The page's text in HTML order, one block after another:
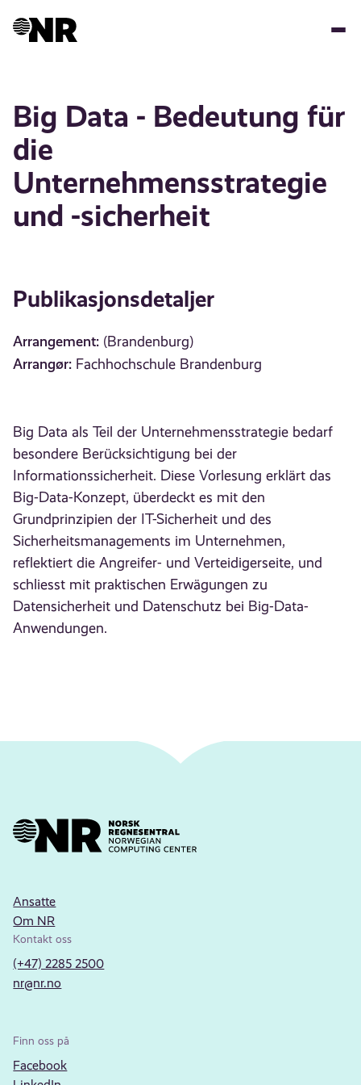
Big Data - Bedeutung für
die
Unternehmensstrategie
und -sicherheit
Publikasjonsdetaljer
Arrangement: (Brandenburg)
Arrangør: Fachhochschule Brandenburg
Big Data als Teil der Unternehmensstrategie bedarf
besondere Berücksichtigung bei der
Informationssicherheit. Diese Vorlesung erklärt das
Big-Data-Konzept, überdeckt es mit den
Grundprinzipien der IT-Sicherheit und des
Sicherheitsmanagements im Unternehmen,
reflektiert die Angreifer- und Verteidigerseite, und
schliesst mit praktischen Erwägungen zu
Datensicherheit und Datenschutz bei Big-Data-
Anwendungen.
Ansatte
Om NR
Kontakt oss
(+47) 2285 2500
nr@nr.no
Finn oss på
Facebook